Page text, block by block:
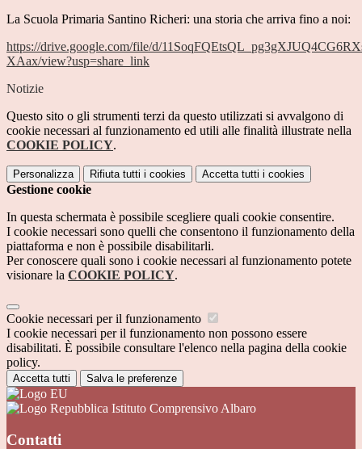
La Scuola Primaria Santino Richeri: una storia che arriva fino a noi:
https://drive.google.com/file/d/
XAax/view?usp=share_link
Notizie
Questo sito o gli strumenti terzi da questo utilizzati si avvalgono di
cookie necessari al funzionamento ed utili alle finalità illustrate nella
COOKIE POLICY.
Personalizza Rifiuta tutti i cookies Accetta tutti i cookies
Gestione cookie
In questa schermata è possibile scegliere quali cookie consentire.
I cookie necessari sono quelli che consentono il funzionamento della
piattaforma e non è possibile disabilitarli.
Per conoscere quali sono i cookie necessari al funzionamento potete
visionare la COOKIE POLICY.
Cookie necessari per il funzionamento
I cookie necessari per il funzionamento non possono essere
disabilitati. È possibile consultare l'elenco nella pagina della cookie
policy.
Accetta tutti Salva le preferenze
Istituto Comprensivo Albaro
Contatti